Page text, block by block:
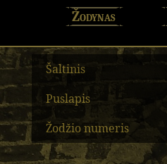
Žodynas
Šaltinis
Puslapis
Žodžio numeris